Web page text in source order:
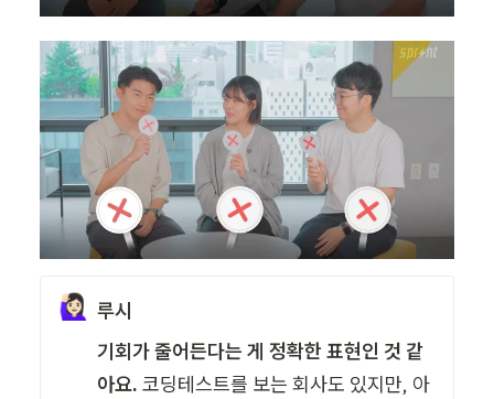
🙋🏻‍♀️ 루시
기회가 줄어든다는 게 정확한 표현인 것 같
아요. 코딩테스트를 보는 회사도 있지만, 아